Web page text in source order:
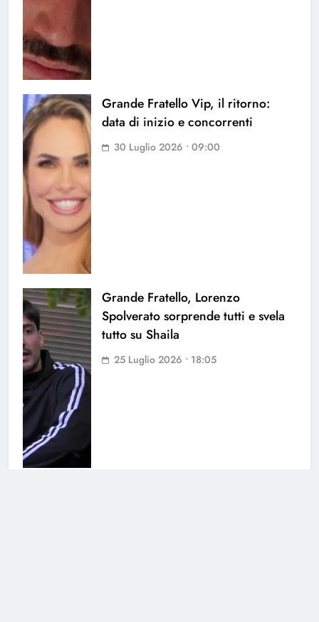
Grande Fratello Vip, il ritorno:
data di inizio e concorrenti
30 Luglio 2026 • 09:00
Grande Fratello, Lorenzo
Spolverato sorprende tutti e svela
tutto su Shaila
25 Luglio 2026 • 18:05